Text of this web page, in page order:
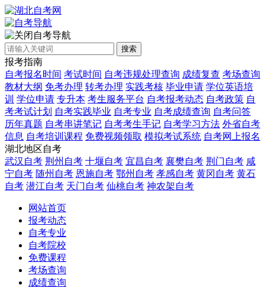
自考导航
搜索
报考指南
自考报名时间 考试时间 自考违规处理查询 成绩复查 考场查询
教材大纲 免考办理 转考办理 实践考核 毕业申请 学位英语培
训 学位申请 专升本 考生服务平台 自考报考动态 自考政策 自
考考试计划 自考实践毕业 自考专业 自考成绩查询 自考问答
历年真题 自考串讲笔记 自考考生手记 自考学习方法 外省自考
信息 自考培训课程 免费视频领取 模拟考试系统 自考网上报名
湖北地区自考
武汉自考 荆州自考 十堰自考 宜昌自考 襄樊自考 荆门自考 咸
宁自考 随州自考 恩施自考 鄂州自考 孝感自考 黄冈自考 黄石
自考 潜江自考 天门自考 仙桃自考 神农架自考
网站首页
报考动态
自考专业
自考院校
免费课程
考场查询
成绩查询